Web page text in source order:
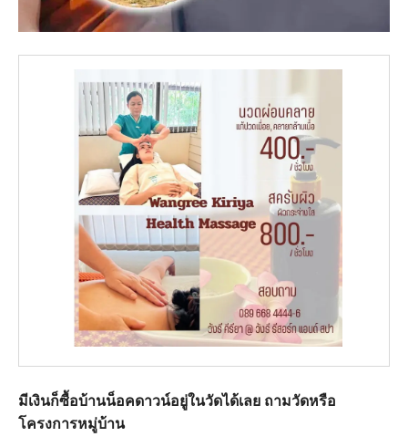
มีเงินก็ซื้อบ้านน็อคดาวน์อยู่ในวัดได้เลย ถามวัดหรือ
โครงการหมู่บ้าน